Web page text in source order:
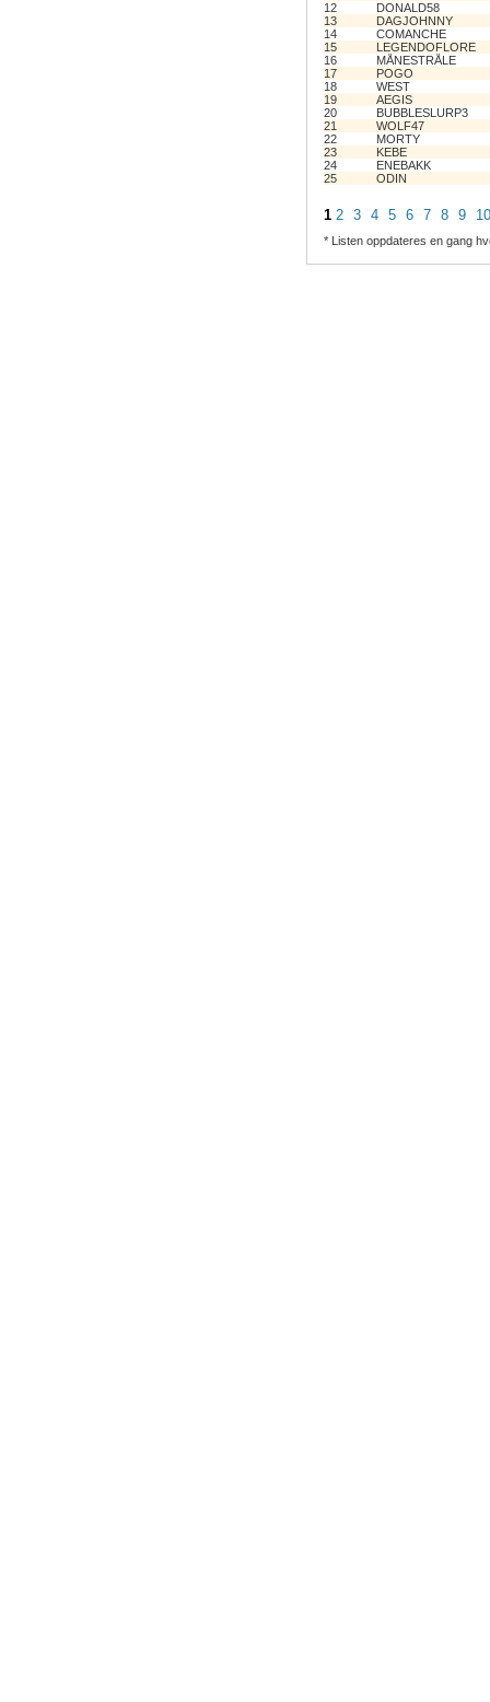
12
DONALD58
13
DAGJOHNNY
14
COMANCHE
15
LEGENDOFLORE
16
MÅNESTRÅLE
17
POGO
18
WEST
19
AEGIS
20
BUBBLESLURP3
21
WOLF47
22
MORTY
23
KEBE
24
ENEBAKK
25
ODIN
1 2 3 4 5 6 7 8 9 10
* Listen oppdateres en gang